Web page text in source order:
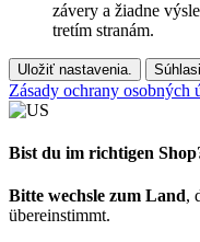
závery a žiadne
tretím stranám.
Uložiť nastavenia.
Zásady ochrany osobných
Bist du im richtigen
Bitte wechsle zum Land,
übereinstimmt.